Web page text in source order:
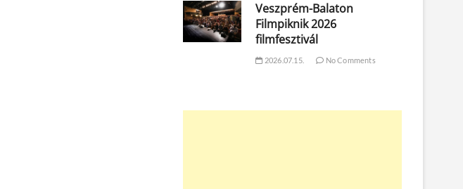
Veszprém-Balaton
Filmpiknik 2026
filmfesztivál
2026.07.15. No Comments